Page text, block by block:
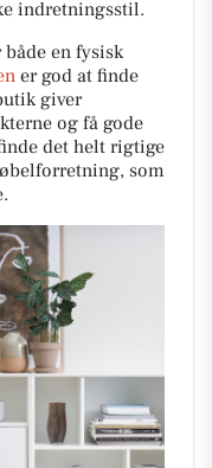
indretningsstil.
en fysisk
er god at finde
giver
og få gode
det helt rigtige
som